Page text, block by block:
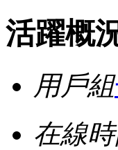
活躍概
用戶組
在線